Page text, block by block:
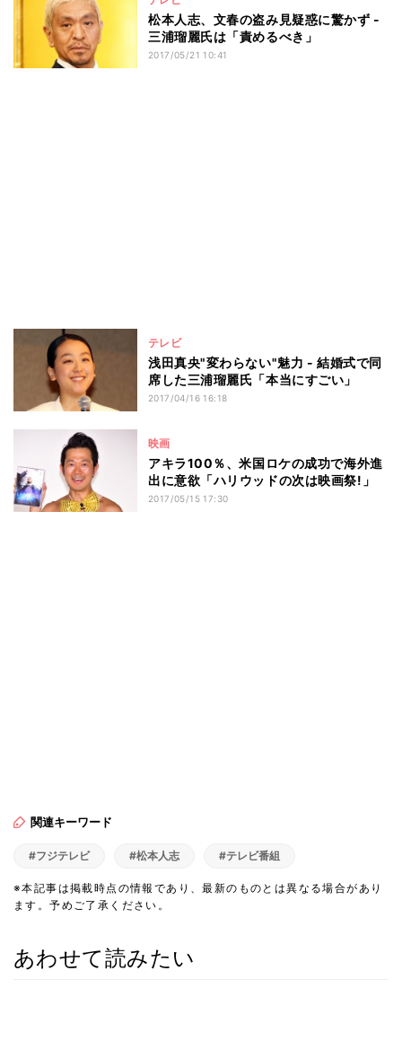
松本人志、文春の盗み見疑惑に驚かず -
三浦瑠麗氏は「責めるべき」
2017/05/21 10:41
テレビ
浅田真央"変わらない"魅力 - 結婚式で同
席した三浦瑠麗氏「本当にすごい」
2017/04/16 16:18
映画
アキラ100％、米国ロケの成功で海外進
出に意欲「ハリウッドの次は映画祭!」
2017/05/15 17:30
関連キーワード
#フジテレビ #松本人志 #テレビ番組
※本記事は掲載時点の情報であり、最新のものとは異なる場合があり
ます。予めご了承ください。
あわせて読みたい